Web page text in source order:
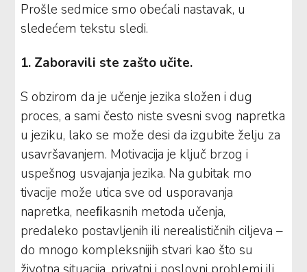
Prošle sedmice smo obećali nastavak, u
sledećem tekstu sledi.
1. Zaboravili ste zašto učite.
S obzirom da je učenje jezika složen i dug
proces, a sami često niste svesni svog napretka
u jeziku, lako se može desi da izgubite želju za
usavršavanjem. Motivacija je ključ brzog i
uspešnog usvajanja jezika. Na gubitak mo
tivacije može utica sve od usporavanja
napretka, neeﬁkasnih metoda učenja,
predaleko postavljenih ili nerealističnih ciljeva –
do mnogo kompleksnijih stvari kao što su